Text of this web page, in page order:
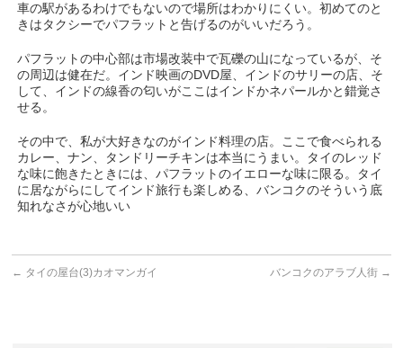
車の駅があるわけでもないので場所はわかりにくい。初めてのと
きはタクシーでパフラットと告げるのがいいだろう。
パフラットの中心部は市場改装中で瓦礫の山になっているが、そ
の周辺は健在だ。インド映画のDVD屋、インドのサリーの店、そ
して、インドの線香の匂いがここはインドかネパールかと錯覚さ
せる。
その中で、私が大好きなのがインド料理の店。ここで食べられる
カレー、ナン、タンドリーチキンは本当にうまい。タイのレッド
な味に飽きたときには、パフラットのイエローな味に限る。タイ
に居ながらにしてインド旅行も楽しめる、バンコクのそういう底
知れなさが心地いい
← タイの屋台(3)カオマンガイ バンコクのアラブ人街 →